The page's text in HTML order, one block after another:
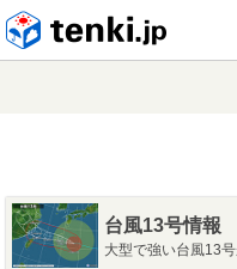
台風13号情報
大型で強い台風13